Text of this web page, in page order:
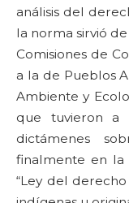
análisis del
la norma sirvió
Comisiones de
a la de Pueblos
Ambiente y
que tuvieron a
dictámenes
finalmente en la
“Ley del